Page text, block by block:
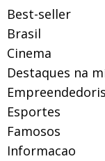
Best-seller
Brasil
Cinema
Destaques na
Esportes
Famosos
Informacao